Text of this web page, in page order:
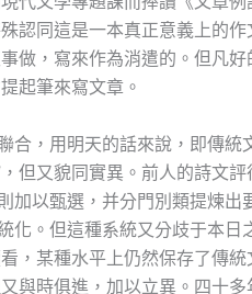
認同這是一本真正意義上的作
做，寫來作為消遣的。但凡好
起筆來寫文章。
合，用明天的話來說，即傳統
，但又貌同實異。前人的詩文
加以甄選，并分門別類提煉出
化。但這種系統又分歧于本日
，某種水平上仍然保存了傳
與時俱進，加以立異。四十